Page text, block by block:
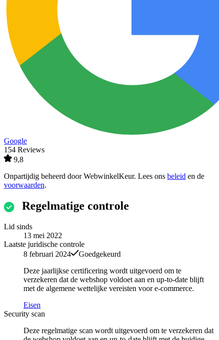
Google
154 Reviews
9,8
Onpartijdig beheerd doorWebwinkelKeur. Lees ons beleid en de
voorwaarden.
Regelmatige controle
Lid sinds
13 mei 2022
Laatste juridische controle
8 februari 2024
Goedgekeurd
Deze jaarlijkse certificering wordt uitgevoerd om te
verzekeren dat de webshop voldoet aan en up-to-date blijft
met de algemene wettelijke vereisten voor e-commerce.
Eisen
Security scan
Deze regelmatige scan wordt uitgevoerd om te verzekeren dat